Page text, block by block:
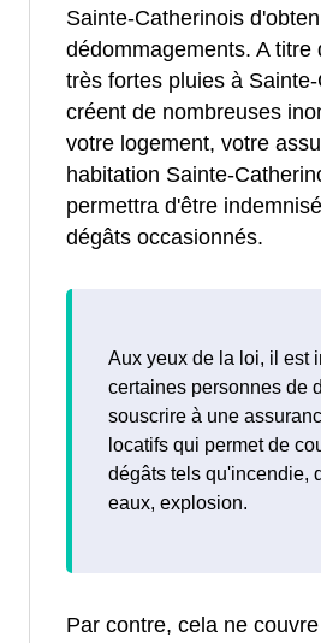
Sainte-Catherinois
dédommagements. A titre
très fortes pluies à
créent de nombreuses
votre logement, votre
habitation Sainte-
permettra d'être
dégâts occasionnés.
Aux yeux de la loi, il est
certaines personnes de
souscrire à une
locatifs qui permet de
dégâts tels qu'incendie,
eaux, explosion.
Par contre, cela ne